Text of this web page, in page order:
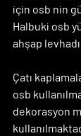
için osb nin
Halbuki osb
ahşap
Çatı
osb
dekorasyon